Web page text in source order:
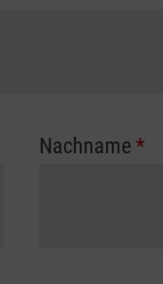
Nachname*